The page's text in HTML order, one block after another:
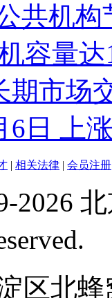
共机
容量达
期市场
6日 上
| 相关法律 | 会员注册
2026
区北